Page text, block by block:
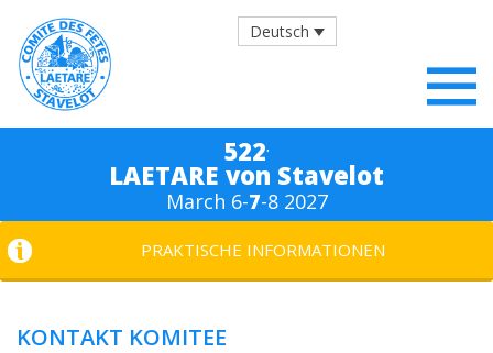
Deutsch
522.
LAETARE von Stavelot
March 6-7-8 2027
PRAKTISCHE INFORMATIONEN
KONTAKT KOMITEE